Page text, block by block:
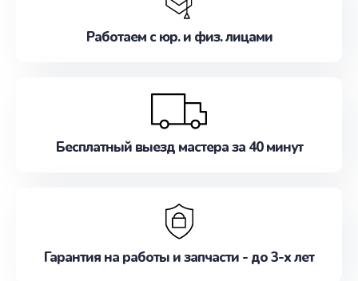
Работаем с юр. и физ. лицами
Бесплатный выезд мастера за 40 минут
Гарантия на работы и запчасти - до 3-х лет